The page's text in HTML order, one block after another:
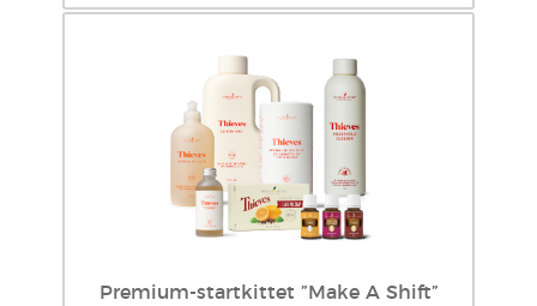
Premium-startkittet ”Make A Shift”